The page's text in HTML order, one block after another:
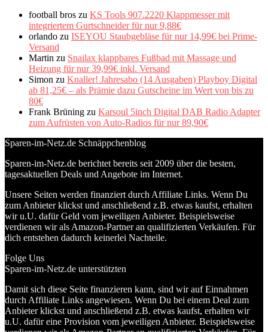
football bros zu KS Tools 907.2220 Klappmesser mit
integriertem Gurtschneider für nur 9,88€
orlando zu ISEYOU Staubgebläse für nur 14,99€ bei Prime-
Versand
Martin zu Snailax klappbares Fußbad mit Massage und
Heizung für nur 39,99€ inkl. Versand
Simon zu Knaller! Jahresabo (14 Ausgaben) Playboy Digital
ab 81,25€ – als Prämie dazu Gutscheine im Wert von bis zu
80€
Frank Brüning zu Karsoul 5inch Digital DAB Radio Adapter
zum Aufrüsten von Auto-Radios für nur 89,90€
Sparen-im-Netz.de Schnäppchenblog
Sparen-im-Netz.de berichtet bereits seit 2009 über die besten,
tagesaktuellen Deals und Angebote im Internet.
Unsere Seiten werden finanziert durch Affiliate Links. Wenn Du
zum Anbieter klickst und anschließend z.B. etwas kaufst, erhalten
wir u.U. dafür Geld vom jeweiligen Anbieter. Beispielsweise
verdienen wir als Amazon-Partner an qualifizierten Verkäufen. Für
dich entstehen dadurch keinerlei Nachteile.
Folge Uns
Sparen-im-Netz.de unterstützten
Damit sich diese Seite finanzieren kann, sind wir auf Einnahmen
durch Affiliate Links angewiesen. Wenn Du bei einem Deal zum
Anbieter klickst und anschließend z.B. etwas kaufst, erhalten wir
u.U. dafür eine Provision vom jeweiligen Anbieter. Beispielsweise